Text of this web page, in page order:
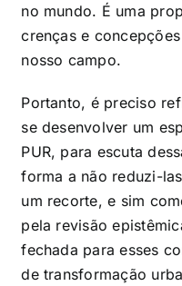
no mundo. É uma
crenças e
nosso campo.
Portanto, é preciso
se desenvolver um
PUR, para escuta
forma a não reduzi-
um recorte, e sim
pela revisão
fechada para esses
de transformação